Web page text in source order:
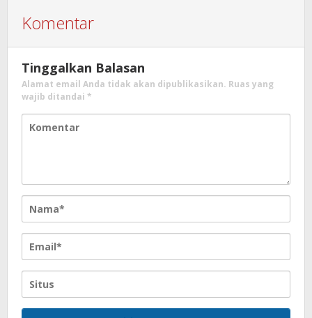
Komentar
Tinggalkan Balasan
Alamat email Anda tidak akan dipublikasikan. Ruas yang
wajib ditandai *